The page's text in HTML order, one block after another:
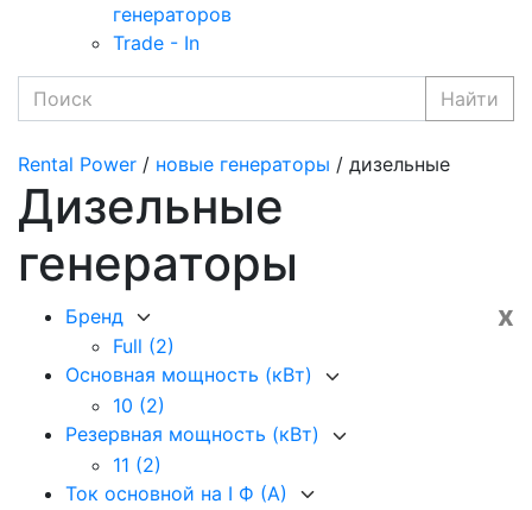
генераторов
Trade - In
Найти
Rental Power / новые генераторы / дизельные
Дизельные
генераторы
x
Бренд
Full (2)
Основная мощность (кВт)
10 (2)
Резервная мощность (кВт)
11 (2)
Ток основной на I Ф (А)